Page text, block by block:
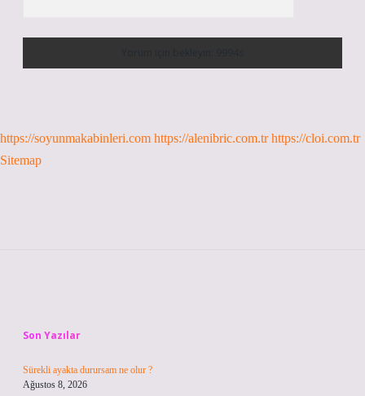
https://soyunmakabinleri.com https://alenibric.com.tr https://cloi.com.tr
Sitemap
Son Yazılar
Sürekli ayakta durursam ne olur ?
Ağustos 8, 2026